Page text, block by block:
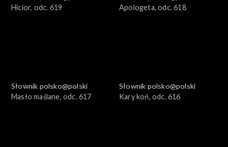
Hicior, odc. 619
Apologeta, odc. 618
Słownik polsko@polski
Masło maślane, odc. 617
Słownik polsko@polski
Kary koń, odc. 616